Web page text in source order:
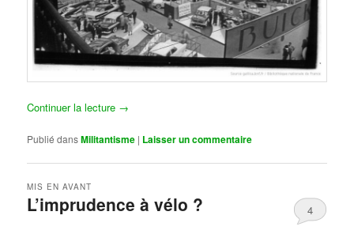
Continuer la lecture →
Publié dansMilitantisme | Laisser un commentaire
L’imprudence à vélo ?
MIS EN AVANT
4